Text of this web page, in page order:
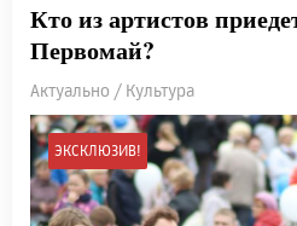
Кто из артистов
Первомай?
Актуально / Культура
ЭКСКЛЮЗИВ!